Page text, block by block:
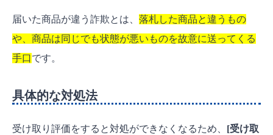
届いた商品が違う詐欺とは、 落札した商品と違うもの
や、商品は同じでも状態が悪いものを故意に送ってくる
手口です。
具体的な対処法
受け取り評価をすると対処ができなくなるため、 [受け取